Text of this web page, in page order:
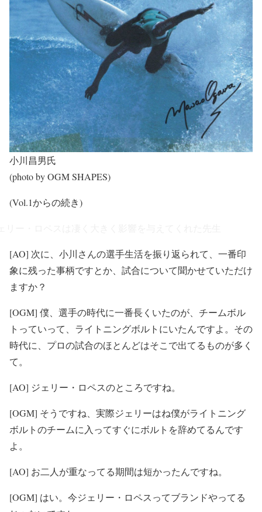
小川昌男氏
(photo by OGM SHAPES)
(Vol.1からの続き)
[AO] 次に、小川さんの選手生活を振り返られて、一番印
象に残った事柄ですとか、試合について聞かせていただけ
ますか？
[OGM] 僕、選手の時代に一番長くいたのが、チームボル
トっていって、ライトニングボルトにいたんですよ。その
時代に、プロの試合のほとんどはそこで出てるものが多く
て。
[AO] ジェリー・ロペスのところですね。
[OGM] そうですね、実際ジェリーはね僕がライトニング
ボルトのチームに入ってすぐにボルトを辞めてるんです
よ。
[AO] お二人が重なってる期間は短かったんですね。
[OGM] はい。今ジェリー・ロペスってブランドやってる